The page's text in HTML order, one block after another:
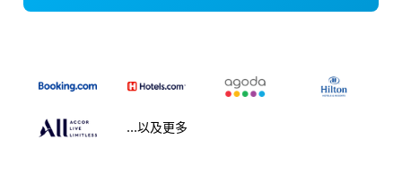
...以及更多